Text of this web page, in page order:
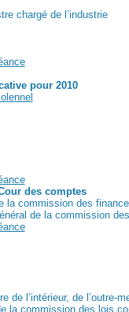
chargé de l’industrie
pour 2010
des comptes
la commission des
de la commission
de l’intérieur, de l’outre-
la commission des lois